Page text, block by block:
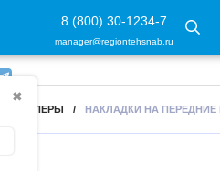
8 (800) 30-1234-7
manager@regiontehsnab.ru
✖
БАМПЕРЫ / НАКЛАДКИ НА